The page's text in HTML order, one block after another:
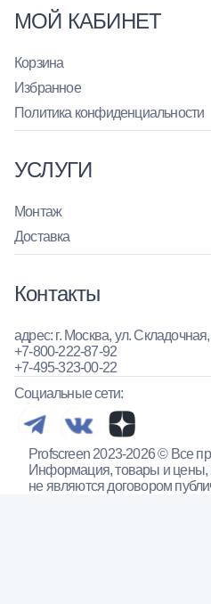
МОЙ КАБИНЕТ
Корзина
Избранное
Политика конфиденциальности
УСЛУГИ
Монтаж
Доставка
Контакты
адрес: г. Москва, ул.
+7-800-222-87-92
+7-495-323-00-22
Социальные сети:
Profscreen 2023-2026 © Все
Информация, товары и цены,
не являются договором